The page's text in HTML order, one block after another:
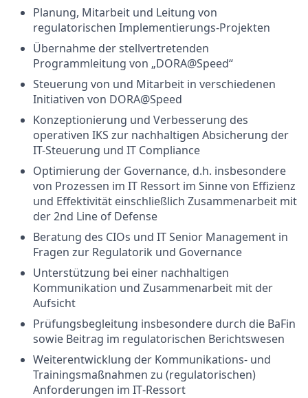
Planung, Mitarbeit und Leitung von
regulatorischen Implementierungs-Projekten
Übernahme der stellvertretenden
Programmleitung von „DORA@Speed“
Steuerung von und Mitarbeit in verschiedenen
Initiativen von DORA@Speed
Konzeptionierung und Verbesserung des
operativen IKS zur nachhaltigen Absicherung der
IT-Steuerung und IT Compliance
Optimierung der Governance, d.h. insbesondere
von Prozessen im IT Ressort im Sinne von Effizienz
und Effektivität einschließlich Zusammenarbeit mit
der 2nd Line of Defense
Beratung des CIOs und IT Senior Management in
Fragen zur Regulatorik und Governance
Unterstützung bei einer nachhaltigen
Kommunikation und Zusammenarbeit mit der
Aufsicht
Prüfungsbegleitung insbesondere durch die BaFin
sowie Beitrag im regulatorischen Berichtswesen
Weiterentwicklung der Kommunikations‑ und
Trainingsmaßnahmen zu (regulatorischen)
Anforderungen im IT‑Ressort